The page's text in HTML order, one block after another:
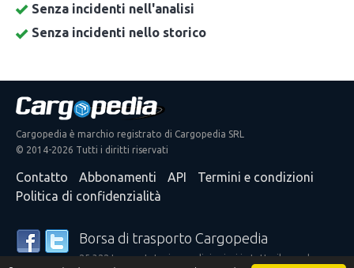
Senza incidenti nell'analisi
Senza incidenti nello storico
Cargopedia è marchio registrato di Cargopedia SRL
© 2014-2026 Tutti i diritti riservati
Contatto Abbonamenti API
Termini e condizioni
Politica di confidenzialità
Borsa di trasporto Cargopedia
25.322 trasportatori e spedizionieri in tutto il mondo